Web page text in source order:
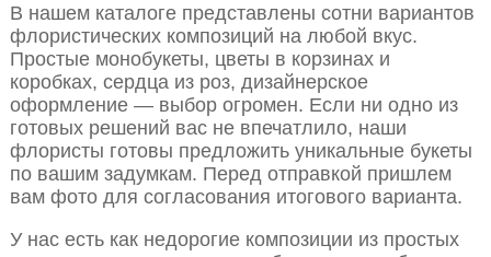
В нашем каталоге представлены сотни вариантов
флористических композиций на любой вкус.
Простые монобукеты, цветы в корзинах и
коробках, сердца из роз, дизайнерское
оформление — выбор огромен. Если ни одно из
готовых решений вас не впечатлило, наши
флористы готовы предложить уникальные букеты
по вашим задумкам. Перед отправкой пришлем
вам фото для согласования итогового варианта.
У нас есть как недорогие композиции из простых